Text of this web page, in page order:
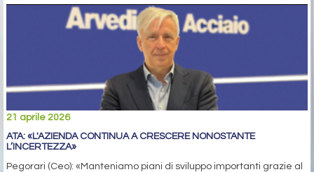
21 aprile 2026
ATA: «L'AZIENDA CONTINUA A CRESCERE NONOSTANTE
L’INCERTEZZA»
Pegorari (Ceo): «Manteniamo piani di sviluppo importanti grazie al